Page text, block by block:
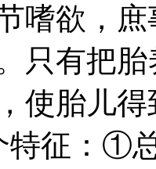
嗜欲，
只有把
使胎儿
特征：①